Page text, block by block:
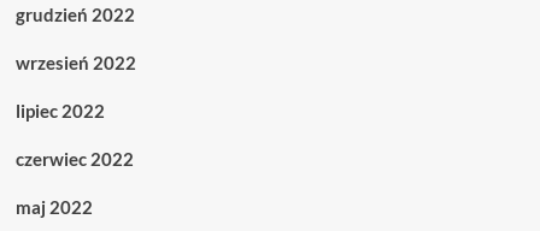
grudzień 2022
wrzesień 2022
lipiec 2022
czerwiec 2022
maj 2022